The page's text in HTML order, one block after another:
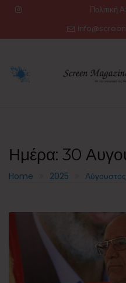
Πολιτική
Ημέρα: 30
Home 2025 Αύγουστος